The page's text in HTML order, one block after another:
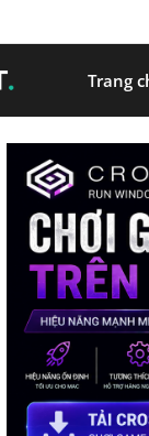
Trang